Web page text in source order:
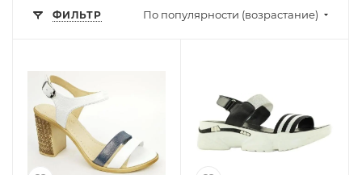
ФИЛЬТР По популярности (возрастание)